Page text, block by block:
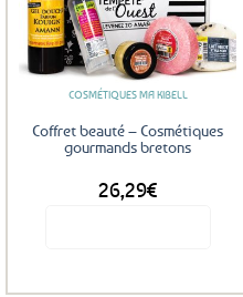
Ajouter
aux
favoris
COSMÉTIQUES MA KIBELL
Coffret beauté – Cosmétiques
gourmands bretons
26,29€